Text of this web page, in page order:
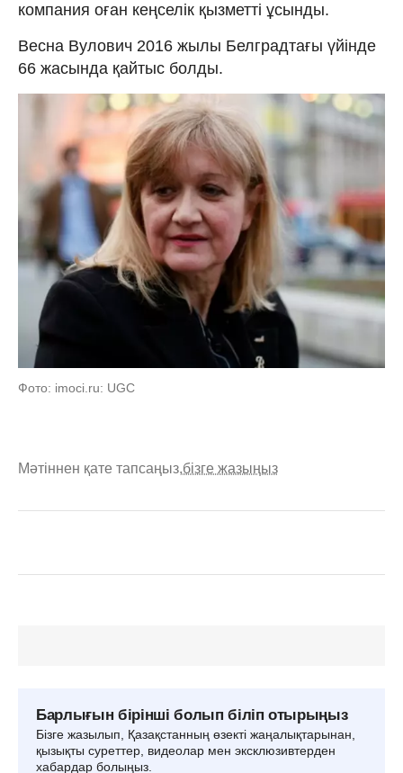
компания оған кеңселік қызметті ұсынды.
Весна Вулович 2016 жылы Белградтағы үйінде
66 жасында қайтыс болды.
Фото: imoci.ru: UGC
Мәтіннен қате тапсаңыз,бізге жазыңыз
Барлығын бірінші болып біліп отырыңыз
Бізге жазылып, Қазақстанның өзекті жаңалықтарынан,
қызықты суреттер, видеолар мен эксклюзивтерден
хабардар болыңыз.